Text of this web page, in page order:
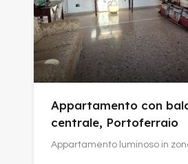
Appartamento con
centrale, Portoferraio
Appartamento luminoso in